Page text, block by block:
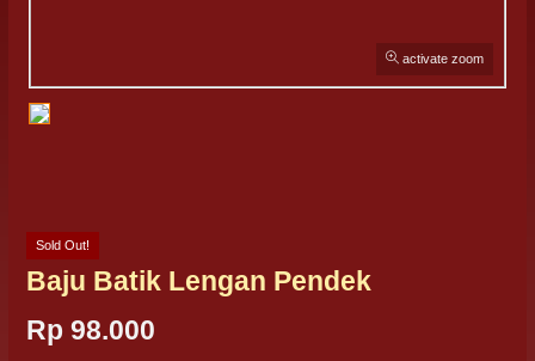
activate zoom
Sold Out!
Baju Batik Lengan Pendek
Rp 98.000